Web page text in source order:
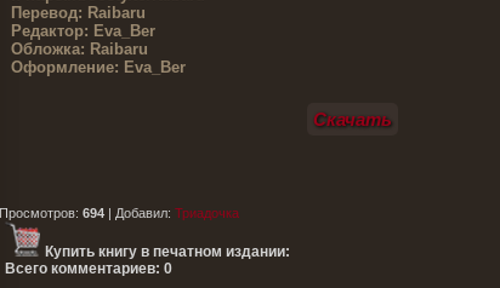
Перевод: Raibaru
Редактор: Eva_Ber
Обложка: Raibaru
Оформление: Eva_Ber
Скачать
Просмотров: 694| Добавил: Триадочка
Купить книгу в печатном издании:
Всего комментариев: 0